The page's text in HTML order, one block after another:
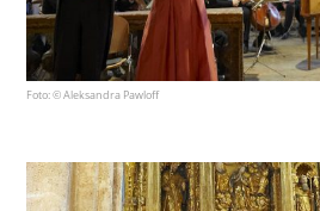
Foto: © Aleksandra Pawloff